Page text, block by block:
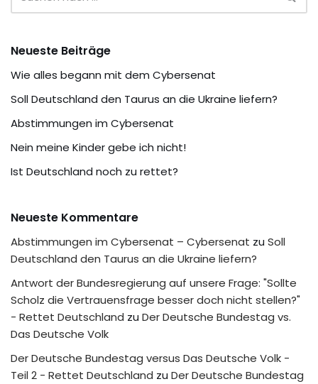
Neueste Beiträge
Wie alles begann mit dem Cybersenat
Soll Deutschland den Taurus an die Ukraine liefern?
Abstimmungen im Cybersenat
Nein meine Kinder gebe ich nicht!
Ist Deutschland noch zu rettet?
Neueste Kommentare
Abstimmungen im Cybersenat – Cybersenat zu Soll
Deutschland den Taurus an die Ukraine liefern?
Antwort der Bundesregierung auf unsere Frage: "Sollte
Scholz die Vertrauensfrage besser doch nicht stellen?"
- Rettet Deutschland zu Der Deutsche Bundestag vs.
Das Deutsche Volk
Der Deutsche Bundestag versus Das Deutsche Volk -
Teil 2 - Rettet Deutschland zu Der Deutsche Bundestag